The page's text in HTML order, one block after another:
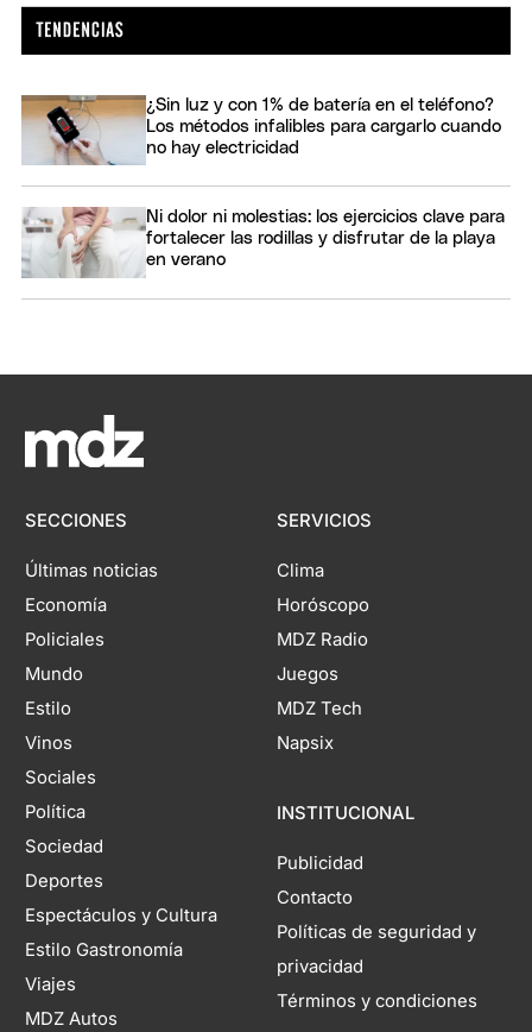
¿Sin luz y con 1% de batería en el teléfono?
Los métodos infalibles para cargarlo cuando
no hay electricidad
Ni dolor ni molestias: los ejercicios clave para
fortalecer las rodillas y disfrutar de la playa
en verano
SECCIONES
Últimas noticias
Economía
Policiales
Mundo
Estilo
Vinos
Sociales
Política
Sociedad
Deportes
Espectáculos y Cultura
Estilo Gastronomía
Viajes
MDZ Autos
SERVICIOS
Clima
Horóscopo
MDZ Radio
Juegos
MDZ Tech
Napsix
INSTITUCIONAL
Publicidad
Contacto
Políticas de seguridad y
privacidad
Términos y condiciones